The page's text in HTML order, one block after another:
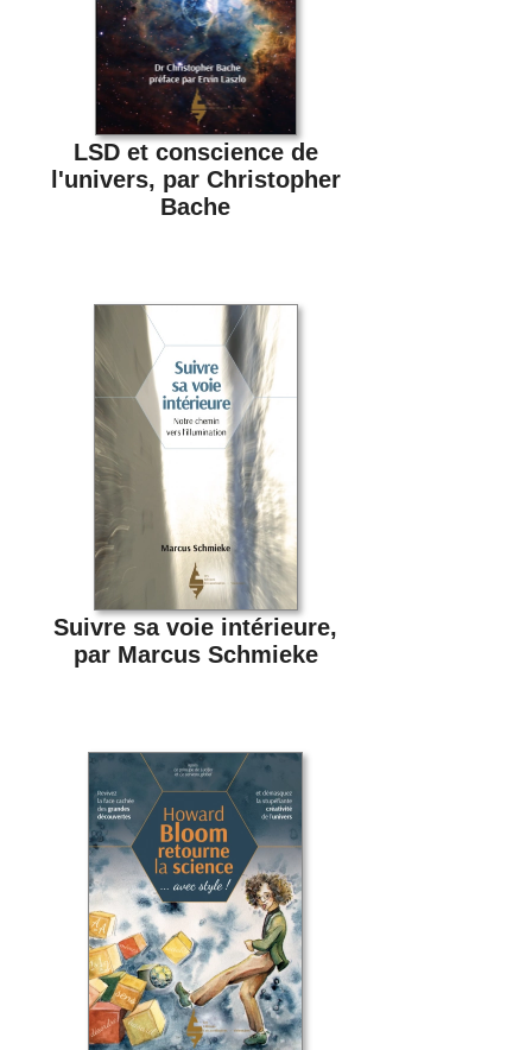
LSD et conscience de
l'univers, par Christopher
Bache
Suivre sa voie intérieure,
par Marcus Schmieke